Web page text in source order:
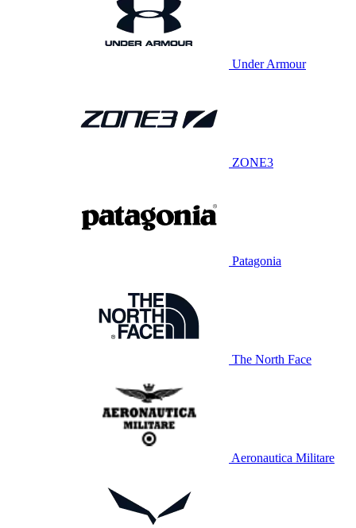
Under Armour
ZONE3
Patagonia
The North Face
Aeronautica Militare